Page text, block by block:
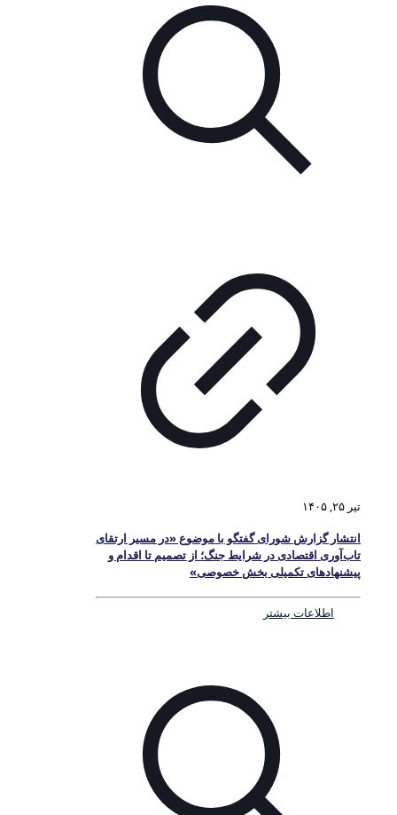
تیر ۲۵, ۱۴۰۵
انتشار گزارش شورای گفتگو با موضوع «در مسیر ارتقای
تاب‌آوری اقتصادی در شرایط جنگ؛ از تصمیم تا اقدام و
پیشنهادهای تکمیلی بخش خصوصی»
اطلاعات بیشتر